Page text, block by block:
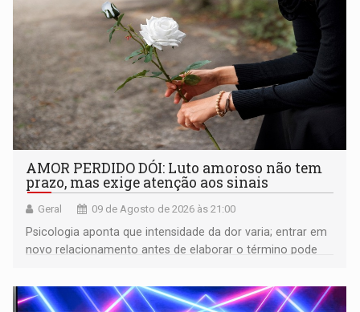
AMOR PERDIDO DÓI: Luto amoroso não tem
prazo, mas exige atenção aos sinais
Geral 09 de Agosto de 2026 às 21:00
Psicologia aponta que intensidade da dor varia; entrar em
novo relacionamento antes de elaborar o término pode